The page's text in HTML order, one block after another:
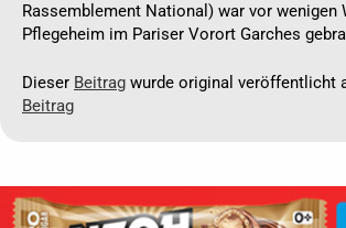
Rassemblement National) war vor wenigen
Pflegeheim im Pariser Vorort Garches
Dieser Beitrag wurde original veröffentlicht
Beitrag